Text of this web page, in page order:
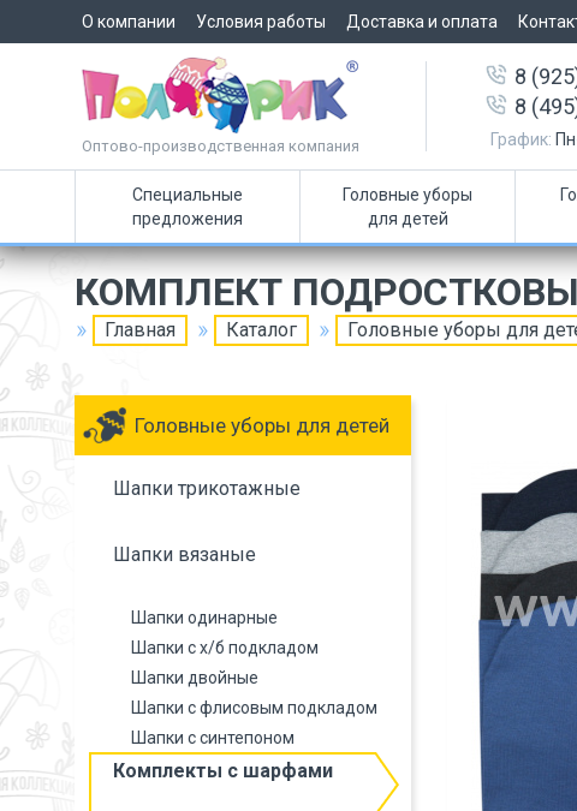
О компании Условия работы Доставка и оплата
Оптово-производственная компания
8
8
График:
Специальные
предложения
Головные уборы
для детей
КОМПЛЕКТ
Главная Каталог Головные уборы для
Головные уборы для детей
Шапки трикотажные
Шапки вязаные
Шапки одинарные
Шапки с х/б подкладом
Шапки двойные
Шапки с флисовым подкладом
Шапки с синтепоном
Комплекты с шарфами